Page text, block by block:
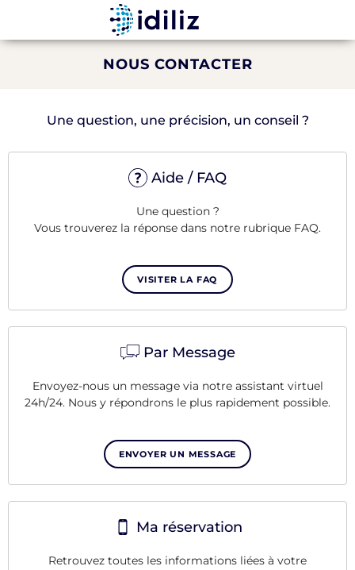
NOUS CONTACTER
Une question, une précision, un conseil ?
Aide / FAQ
Une question ?
Vous trouverez la réponse dans notre rubrique FAQ.
VISITER LA FAQ
Par Message
Envoyez-nous un message via notre assistant virtuel
24h/24. Nous y répondrons le plus rapidement possible.
ENVOYER UN MESSAGE
Ma réservation
Retrouvez toutes les informations liées à votre